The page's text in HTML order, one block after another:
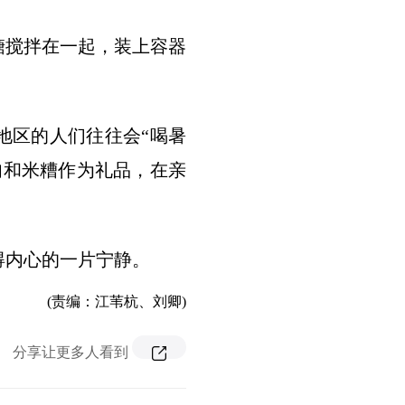
拌在一起，装上容器
区的人们往往会“喝暑
米糟作为礼品，在亲
心的一片宁静。
(责编：江苇杭、刘卿)
分享让更多人看到